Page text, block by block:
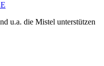
u.a. die Mistel unterstützen